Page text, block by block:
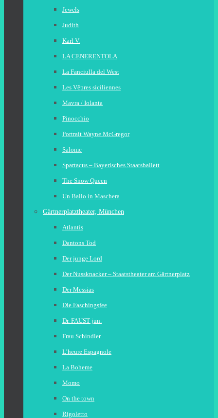
Jewels
Judith
Karl V.
LA CENERENTOLA
La Fanciulla del West
Les Vêpres siciliennes
Mavra / Iolanta
Pinocchio
Portrait Wayne McGregor
Salome
Spartacus – Bayerisches Staatsballett
The Snow Queen
Un Ballo in Maschera
Gärtnerplatztheater, München
Atlantis
Dantons Tod
Der junge Lord
Der Nussknacker – Staatstheater am Gärtnerplatz
Der Messias
Die Faschingsfee
Dr. FAUST jun.
Frau Schindler
L’heure Espagnole
La Boheme
Momo
On the town
Rigoletto